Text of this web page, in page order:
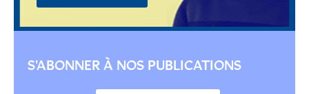
S'ABONNER À NOS PUBLICATIONS